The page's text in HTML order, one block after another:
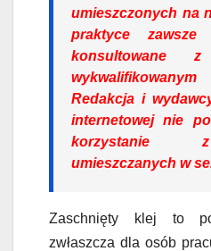
umieszczonych na
praktyce
konsultowane z
Redakcja i
internetowej nie
korzystanie
umieszczanych w
Zaschnięty klej to
zwłaszcza dla osób